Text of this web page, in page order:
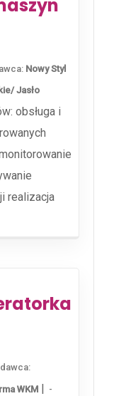
Nowy Styl
Jasło
obsługa i
realizacja
WKM |